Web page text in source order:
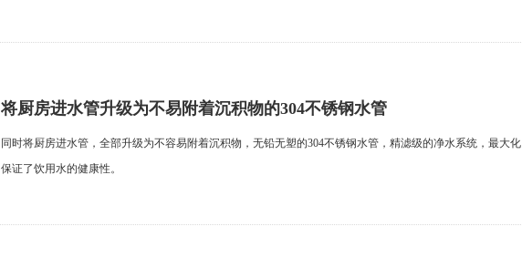
将厨房进水管升级为不易附着沉积物的304不锈钢水管
同时将厨房进水管，全部升级为不容易附着沉积物，无铅无塑的304不锈钢水管，精滤级的净水系统，最大化
保证了饮用水的健康性。